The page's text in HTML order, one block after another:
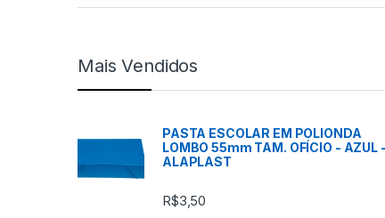
Mais Vendidos
PASTA ESCOLAR EM POLIONDA
LOMBO 55mm TAM. OFÍCIO - AZUL -
ALAPLAST
R$3,50